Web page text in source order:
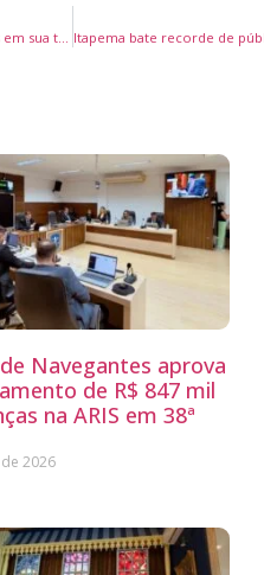
Festa Julina do Quality Hotel Jundiaí reuniu mais de 170 pessoas em sua terceira edição
Navegantes aprova
de R$ 847 mil
na ARIS em 38ª
2026